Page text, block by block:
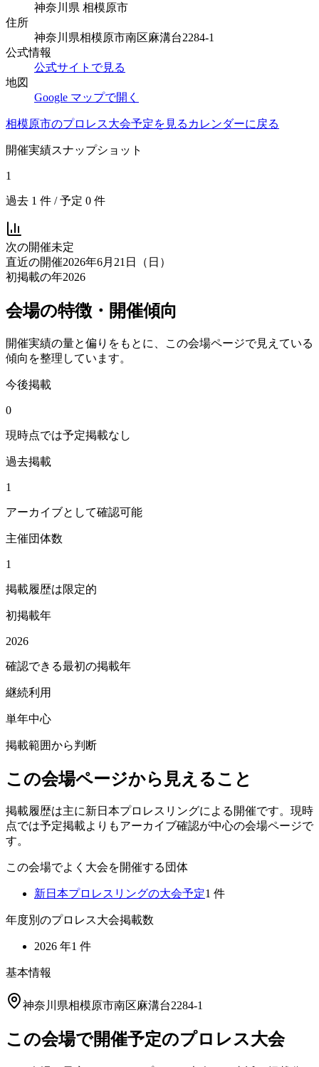
神奈川県 相模原市
住所
神奈川県相模原市南区麻溝台2284-1
公式情報
公式サイトで見る
地図
Google マップで開く
相模原市のプロレス大会予定を見る カレンダーに戻る
開催実績スナップショット
1
過去 1 件 / 予定 0 件
次の開催未定
直近の開催2026年6月21日（日）
初掲載の年2026
会場の特徴・開催傾向
開催実績の量と偏りをもとに、この会場ページで見えている
傾向を整理しています。
今後掲載
0
現時点では予定掲載なし
過去掲載
1
アーカイブとして確認可能
主催団体数
1
掲載履歴は限定的
初掲載年
2026
確認できる最初の掲載年
継続利用
単年中心
掲載範囲から判断
この会場ページから見えること
掲載履歴は主に新日本プロレスリングによる開催です。現時
点では予定掲載よりもアーカイブ確認が中心の会場ページで
す。
この会場でよく大会を開催する団体
新日本プロレスリングの大会予定1 件
年度別のプロレス大会掲載数
2026 年1 件
基本情報
神奈川県相模原市南区麻溝台2284-1
この会場で開催予定のプロレス大会